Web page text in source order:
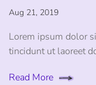
Aug 21, 2019
Lorem ipsum dolor
tincidunt ut laoreet
Read More